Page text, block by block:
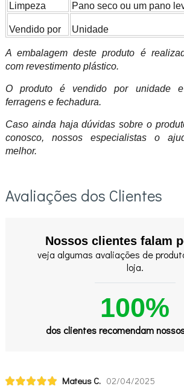
Limpeza Pano seco ou um pano
Vendido por Unidade
A embalagem deste produto é
com revestimento plástico.
O produto é vendido por unidade
ferragens e fechadura.
Caso ainda haja dúvidas sobre o
conosco, nossos especialistas o
melhor.
Avaliações dos Clientes
Nossos clientes falam
veja algumas avaliações de
loja.
100%
dos clientes recomendam
Mateus C. 02/04/2025